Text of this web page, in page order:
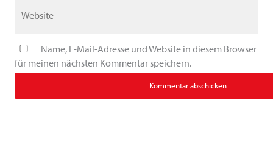
Name, E-Mail-Adresse und Website in diesem Browser
für meinen nächsten Kommentar speichern.